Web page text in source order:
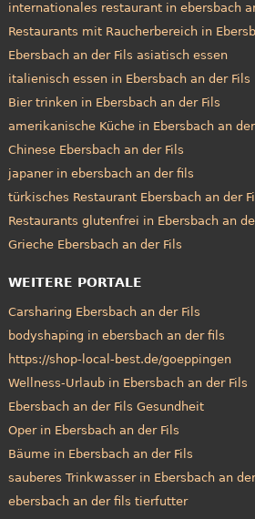
internationales restaurant in ebersbach
Restaurants mit Raucherbereich in
Ebersbach an der Fils asiatisch essen
italienisch essen in Ebersbach an der Fils
Bier trinken in Ebersbach an der Fils
amerikanische Küche in Ebersbach an
Chinese Ebersbach an der Fils
japaner in ebersbach an der fils
türkisches Restaurant Ebersbach an der
Restaurants glutenfrei in Ebersbach an
Grieche Ebersbach an der Fils
WEITERE PORTALE
Carsharing Ebersbach an der Fils
bodyshaping in ebersbach an der fils
https://shop-local-best.de/goeppingen
Wellness-Urlaub in Ebersbach an der Fils
Ebersbach an der Fils Gesundheit
Oper in Ebersbach an der Fils
Bäume in Ebersbach an der Fils
sauberes Trinkwasser in Ebersbach an
ebersbach an der fils tierfutter